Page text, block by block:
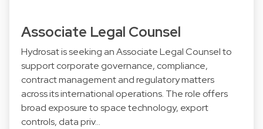
Associate Legal Counsel
Hydrosat is seeking an Associate Legal Counsel to
support corporate governance, compliance,
contract management and regulatory matters
across its international operations. The role offers
broad exposure to space technology, export
controls, data priv…